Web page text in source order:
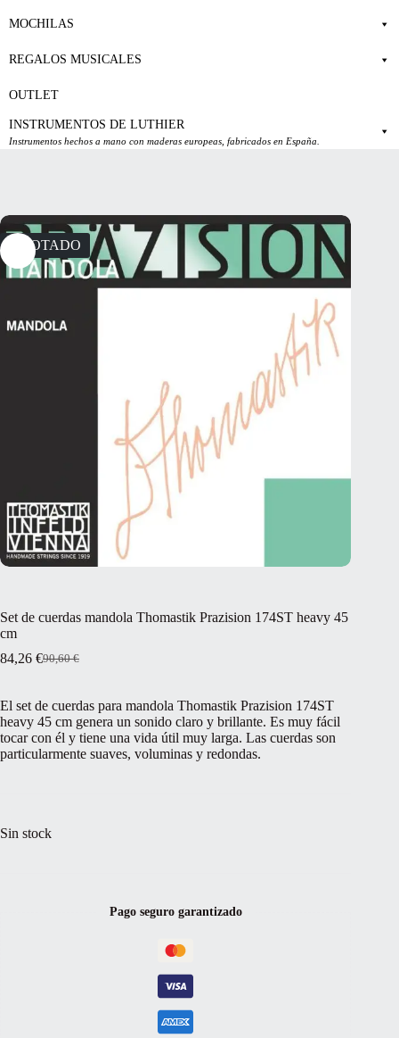
MOCHILAS
REGALOS MUSICALES
OUTLET
INSTRUMENTOS DE LUTHIER
Instrumentos hechos a mano con maderas europeas, fabricados en España.
AGOTADO
Set de cuerdas mandola Thomastik Prazision 174ST heavy 45
cm
90,60€
El
original
era:
90,60 €.
84,26 €El
actual
es:
84,26 €.
El set de cuerdas para mandola Thomastik Prazision 174ST
heavy 45 cm genera un sonido claro y brillante. Es muy fácil
tocar con él y tiene una vida útil muy larga. Las cuerdas son
particularmente suaves, voluminas y redondas.
Sin stock
Pago seguro garantizado